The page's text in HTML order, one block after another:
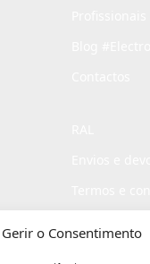
Gerir o Consentimento